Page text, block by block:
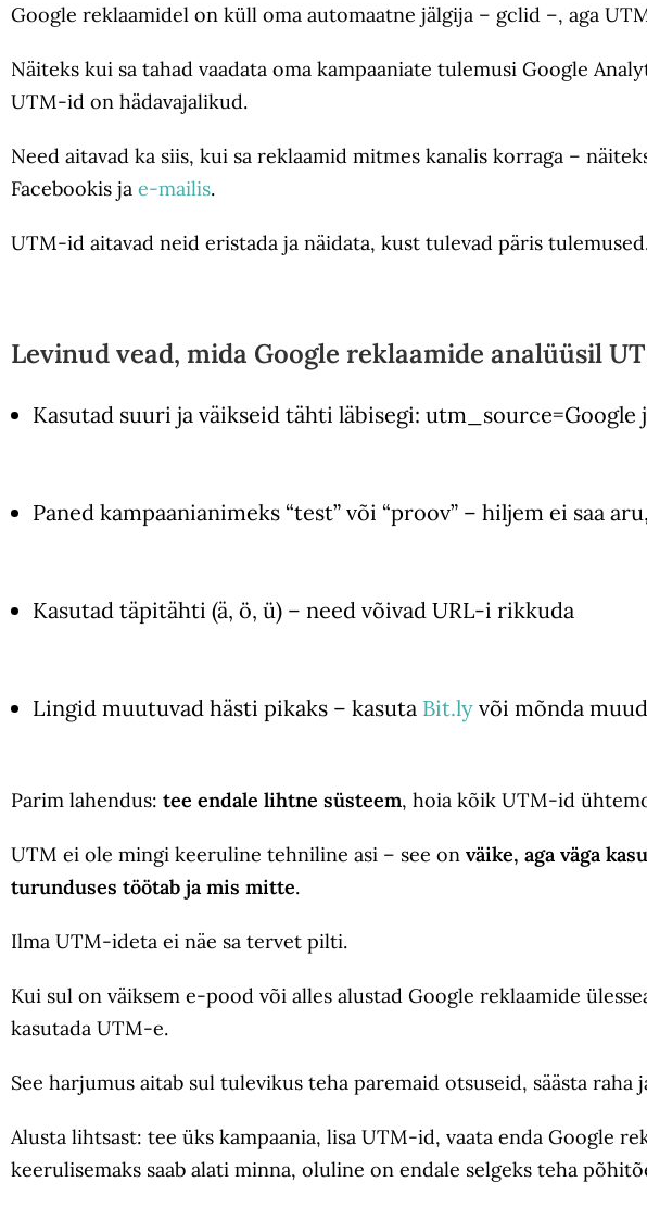
Google reklaamidel on küll oma automaatne jälgija – gclid –, aga
Näiteks kui sa tahad vaadata oma kampaaniate tulemusi Google
UTM-id on hädavajalikud.
Need aitavad ka siis, kui sa reklaamid mitmes kanalis korraga –
Facebookis ja e-mailis.
UTM-id aitavad neid eristada ja näidata, kust tulevad päris
Levinud vead, mida Google reklaamide analüüsil
Kasutad suuri ja väikseid tähti läbisegi:
Paned kampaanianimeks “test” või “proov” – hiljem ei saa
Kasutad täpitähti (ä, ö, ü) – need võivad URL-i rikkuda
Lingid muutuvad hästi pikaks – kasuta Bit.ly või mõnda
Parim lahendus: tee endale lihtne süsteem, hoia kõik UTM-id
UTM ei ole mingi keeruline tehniline asi – see on väike, aga väga
turunduses töötab ja mis mitte.
Ilma UTM-ideta ei näe sa tervet pilti.
Kui sul on väiksem e-pood või alles alustad Google reklaamide
kasutada UTM-e.
See harjumus aitab sul tulevikus teha paremaid otsuseid, säästa raha
Alusta lihtsast: tee üks kampaania, lisa UTM-id, vaata enda Google
keerulisemaks saab alati minna, oluline on endale selgeks teha